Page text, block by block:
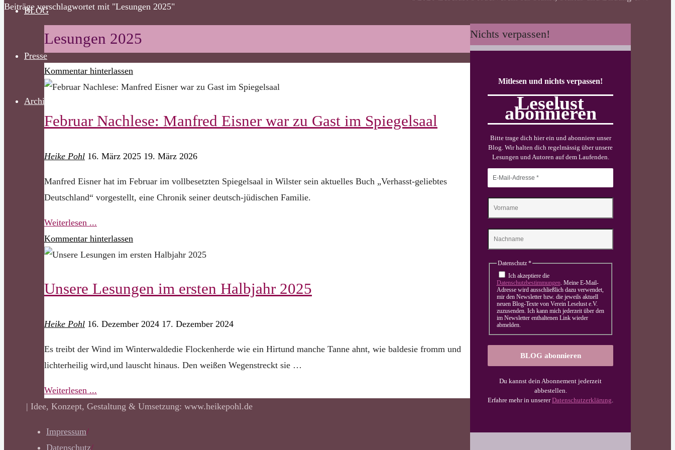
BLOG
Presse
Archiv
Start
Beiträge verschlagwortet mit "Lesungen 2025"
Lesungen 2025
Kommentar hinterlassen
Februar Nachlese: Manfred Eisner war zu Gast im Spiegelsaal
Heike Pohl 16. März 2025 19. März 2026
Manfred Eisner hat im Februar im vollbesetzten Spiegelsaal in Wilster sein aktuelles Buch „Verhasst-geliebtes
Deutschland“ vorgestellt, eine Chronik seiner deutsch-jüdischen Familie.
Weiterlesen ...
Nachlese:
Manfred
war
Spiegelsaal"
Kommentar hinterlassen
Unsere Lesungen im ersten Halbjahr 2025
Heike Pohl 16. Dezember 2024 17. Dezember 2024
Es treibt der Wind im Winterwaldedie Flockenherde wie ein Hirtund manche Tanne ahnt, wie baldesie fromm und
lichterheilig wird,und lauscht hinaus. Den weißen Wegenstreckt sie …
Weiterlesen ...
Lesungen
Nichts verpassen!
Mitlesen und nichts verpassen!
Leselust
abonnieren
Bitte trage dich hier ein und abonniere unser
Blog. Wir halten dich regelmässig über unsere
Lesungen und Autoren auf dem Laufenden.
Datenschutz *
Ich akzeptiere die
Datenschutzbestimmungen. Meine E-Mail-
Adresse wird ausschließlich dazu verwendet,
mir den Newsletter bzw. die jeweils aktuell
neuen Blog-Texte von Verein Leselust e.V.
zuzusenden. Ich kann mich jederzeit über den
im Newsletter enthaltenen Link wieder
abmelden.
Du kannst dein Abonnement jederzeit
abbestellen.
Erfahre mehr in unsererDatenschutzerklärung.
nach
| Idee, Konzept, Gestaltung & Umsetzung: www.heikepohl.de
Impressum/
Datenschutz/